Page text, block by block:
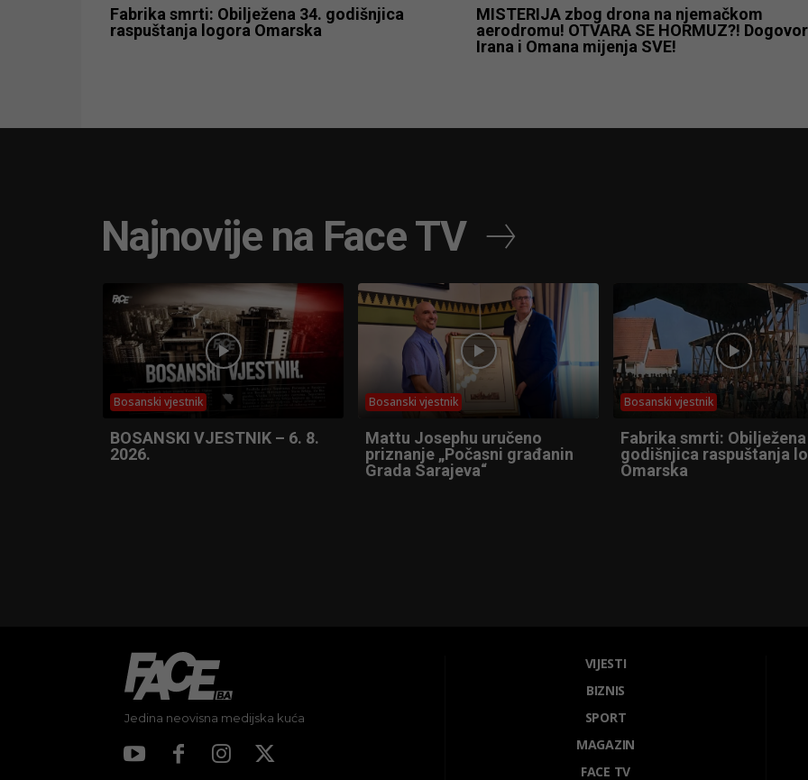
Fabrika smrti: Obilježena 34. godišnjica
raspuštanja logora Omarska
MISTERIJA zbog drona na njemačkom
aerodromu! OTVARA SE HORMUZ?! Dogovor
Irana i Omana mijenja SVE!
Najnovije na Face TV
Bosanski vjestnik
BOSANSKI VJESTNIK – 6. 8.
2026.
Bosanski vjestnik
Mattu Josephu uručeno
priznanje „Počasni građanin
Grada Sarajeva“
Bosanski vjestnik
Fabrika smrti:
godišnjica raspuštanja
Omarska
Jedina neovisna medijska kuća
VIJESTI
BIZNIS
SPORT
MAGAZIN
FACE TV